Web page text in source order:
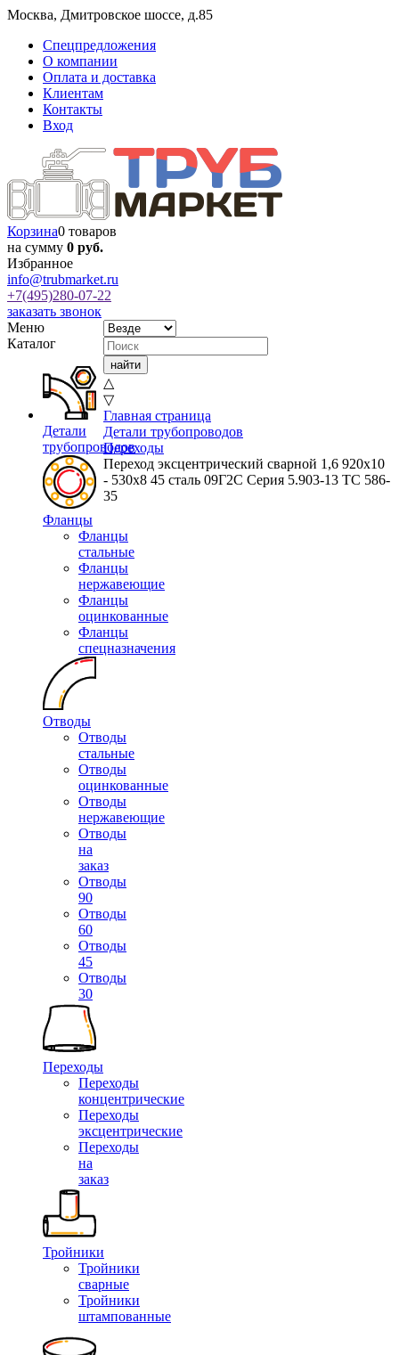
Москва, Дмитровское шоссе, д.85
Спецпредложения
О компании
Оплата и доставка
Клиентам
Контакты
Вход
Корзина0 товаров
на сумму 0 руб.
Избранное
info@trubmarket.ru
+7(495)280-07-22
заказать звонок
Меню
Каталог
Детали
трубопроводов
Фланцы
Фланцы
стальные
Фланцы
нержавеющие
Фланцы
оцинкованные
Фланцы
спецназначения
Отводы
Отводы
стальные
Отводы
оцинкованные
Отводы
нержавеющие
Отводы
на
заказ
Отводы
90
Отводы
60
Отводы
45
Отводы
30
Переходы
Переходы
концентрические
Переходы
эксцентрические
Переходы
на
заказ
Тройники
Тройники
сварные
Тройники
штампованные
△
▽
Главная страница
Детали трубопроводов
Переходы
Переход эксцентрический сварной 1,6 920х10
- 530х8 45 сталь 09Г2С Серия 5.903-13 ТС 586-
35